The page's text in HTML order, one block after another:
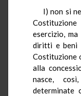
I) non si
esercizio,
diritti e beni
Costituzione
alla
nasce,
determinate